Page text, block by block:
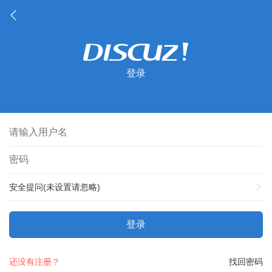
登录
安全提问(未设置请忽略)
登录
找回密码
还没有注册？